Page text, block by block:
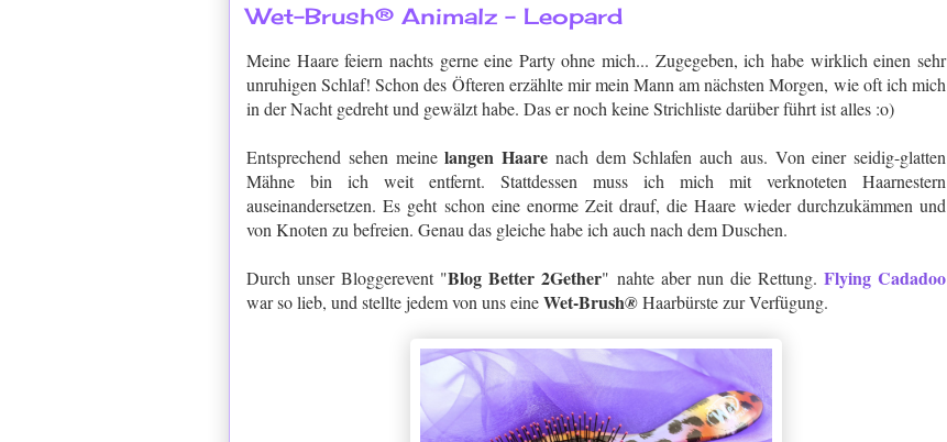
Wet-Brush® Animalz - Leopard
Meine Haare feiern nachts gerne eine Party ohne mich... Zugegeben, ich habe wirklich einen sehr
unruhigen Schlaf! Schon des Öfteren erzählte mir mein Mann am nächsten Morgen, wie oft ich mich
in der Nacht gedreht und gewälzt habe. Das er noch keine Strichliste darüber führt ist alles :o)
Entsprechend sehen meinelangen Haare nach dem Schlafen auch aus. Von einer seidig-glatten
Mähne bin ich weit entfernt. Stattdessen muss ich mich mit verknoteten Haarnestern
auseinandersetzen. Es geht schon eine enorme Zeit drauf, die Haare wieder durchzukämmen und
von Knoten zu befreien. Genau das gleiche habe ich auch nach dem Duschen.
Durch unser Bloggerevent "Blog Better 2Gether" nahte aber nun die Rettung. Flying Cadadoo
war so lieb, und stellte jedem von uns eineWet-Brush®Haarbürste zur Verfügung.